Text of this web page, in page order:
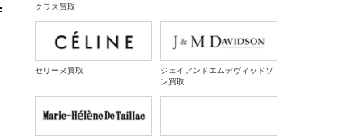
クラス買取
セリーヌ買取
ジェイアンドエムデヴィッドソ
ン買取